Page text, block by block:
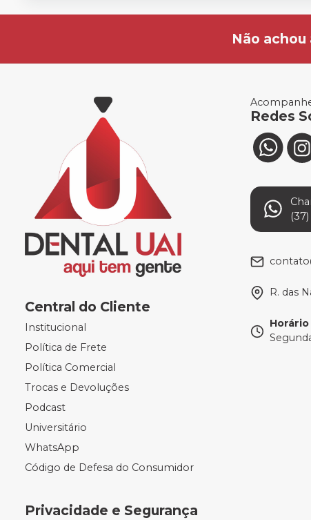
Não
Central do Cliente
Institucional
Política de Frete
Política Comercial
Trocas e Devoluções
Podcast
Universitário
WhatsApp
Código de Defesa do Consumidor
Privacidade e Segurança
Redes
R. das